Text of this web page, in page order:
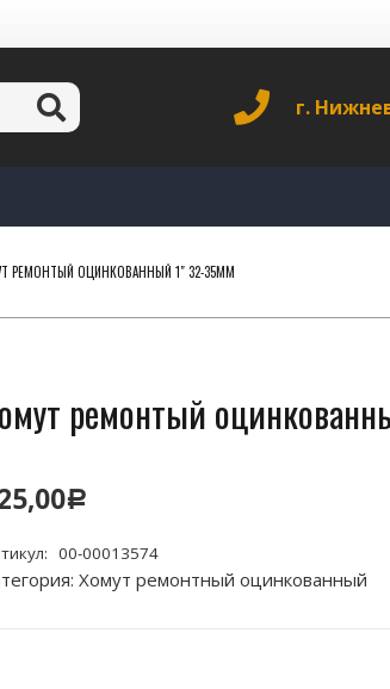
г.
РЕМОНТЫЙ ОЦИНКОВАННЫЙ 1″ 32-35ММ
ремонтый
Р
00-00013574
Хомут ремонтный оцинкованный